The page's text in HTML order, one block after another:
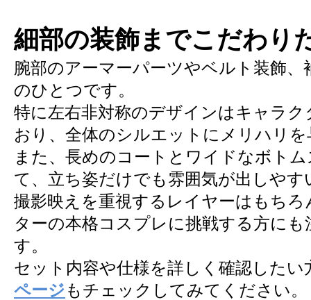
細部の装飾までこだわり
腕部のアーマーパーツやベルト装飾
のひとつです。
特に左右非対称のデザインはキャラ
おり、全体のシルエットにメリハリ
また、長めのコートとワイドなボト
て、立ち姿だけでも雰囲気が出しや
撮影映えを重視するレイヤーはもち
ターの本格コスプレに挑戦する方に
す。
セット内容や仕様を詳しく確認したい
ページもチェックしてみてください。